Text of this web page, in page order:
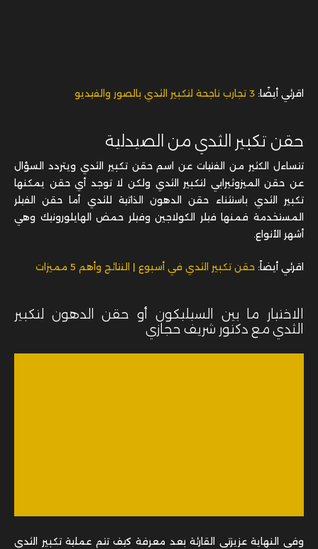
اقرئي أيضًا: 3 تجارب ناجحة لتكبير الثدي بالصور والفيديو
حقن تكبير الثدي من الصيدلية
تتساءل الكثير من الفتيات عن اسم حقن تكبير الثدي ويتردد السؤال
عن حقن الميزوثيرابي لتكبير الثدي ولكن لا توجد أي حقن يمكنها
تكبير الثدي باستثناء حقن الدهون الذاتية للثدي أما حقن الفيلر
المستخدمة فمنها فيلر الكولاجين وفيلر حمض الهايلورونيك وهي
أشهر الأنواع.
اقرئي أيضاً: حقن تكبير الثدي في أسبوع | النتائج وأهم 5 مميزات
الاختيار ما بين السيليكون أو حقن الدهون لتكبير
الثدي مع دكتور شريف حجازي
وفي النهاية عزيزتي القارئة بعد معرفة كيف تتم عملية تكبير الثدي